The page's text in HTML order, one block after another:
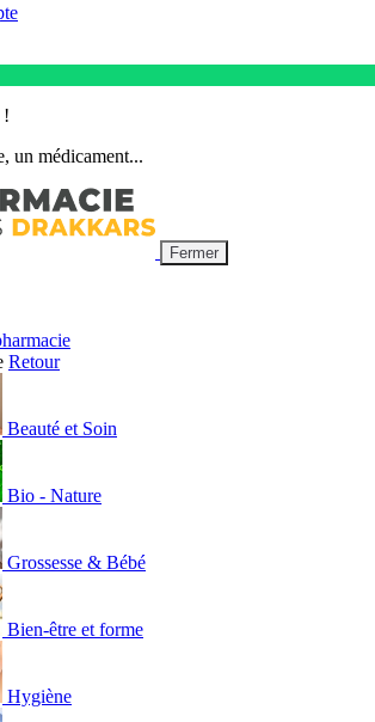
!
un médicament...
Fermer
Retour
Beauté et Soin
Bio - Nature
Grossesse & Bébé
Bien-être et forme
Hygiène